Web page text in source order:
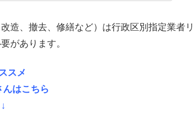
造、撤去、修繕など）は行政区別指定業者リ
があります。
スメ
はこちら